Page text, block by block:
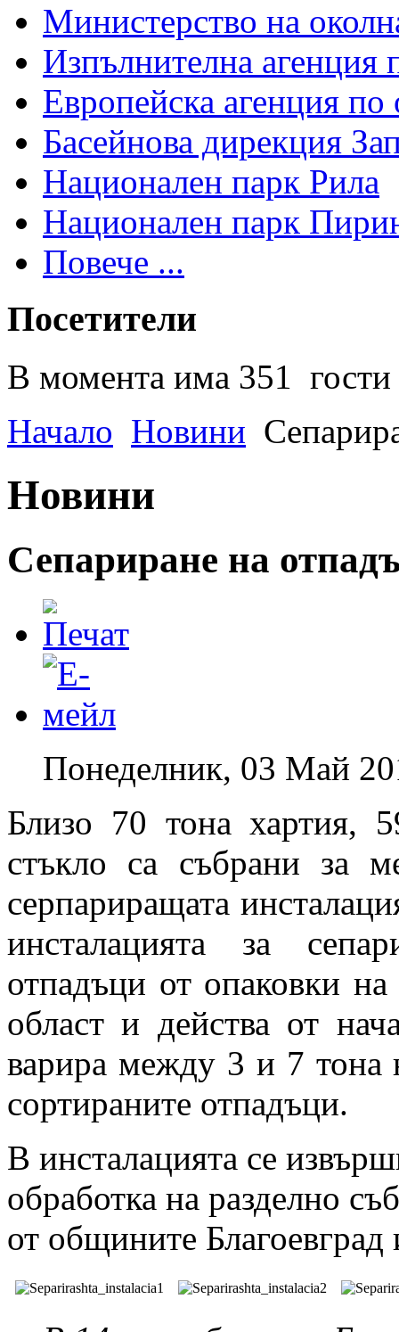
Министерство на
Изпълнителна агенция
Европейска агенция по
Басейнова дирекция
Национален парк Рила
Национален парк
Повече ...
Посетители
В момента има 351 гости
Начало Новини
Новини
Сепариране на
Понеделник, 03 Май
Близо 70 тона хартия,
стъкло са събрани за
серпариращата
инсталацията за
отпадъци от опаковки на
област и действа от
варира между 3 и 7 тона
сортираните отпадъци.
В инсталацията се
обработка на разделно
от общините